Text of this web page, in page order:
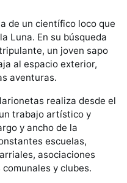
de un científico loco que
Luna. En su búsqueda
un joven sapo
al espacio exterior,
aventuras.
realiza desde el
trabajo artístico y
y ancho de la
escuelas,
asociaciones
y clubes.